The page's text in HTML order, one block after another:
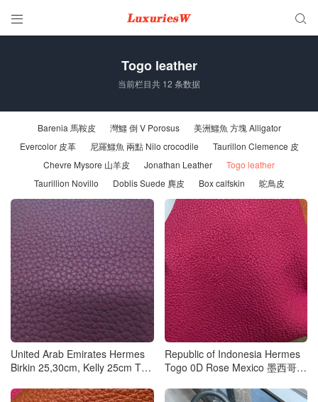
 
Togo leather
当前栏目共 12 条数据
Barenia 馬鞍皮 灣鱷 倒 V Porosus
美洲鱷魚 方塊 Alligator
Evercolor 皮革
尼羅鱷魚 兩點 Nilo crocodile
Taurillon Clemence 皮
Chevre Mysore 山羊皮
Jonathan Leather
Togo leather
Taurillion Novillo
Doblis Suede 麂皮 Box calfskin 鴕鳥皮
United Arab Emirates Hermes
Birkin 25,30cm, Kelly 25cm Tog
Republic of Indonesia Hermes
Togo 0D Rose Mexico 墨西哥粉